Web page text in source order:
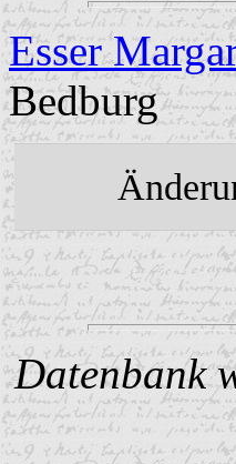
Esser
Bedburg
Datenbank